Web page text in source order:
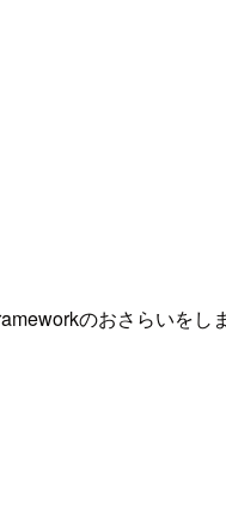
のおさらいをし